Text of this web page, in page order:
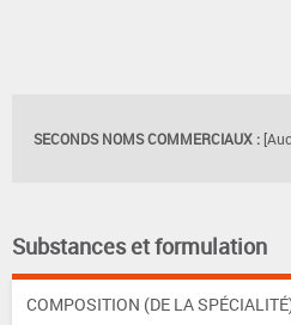
SECONDS NOMS COMMERCIAUX :
Substances et formulation
COMPOSITION (DE LA